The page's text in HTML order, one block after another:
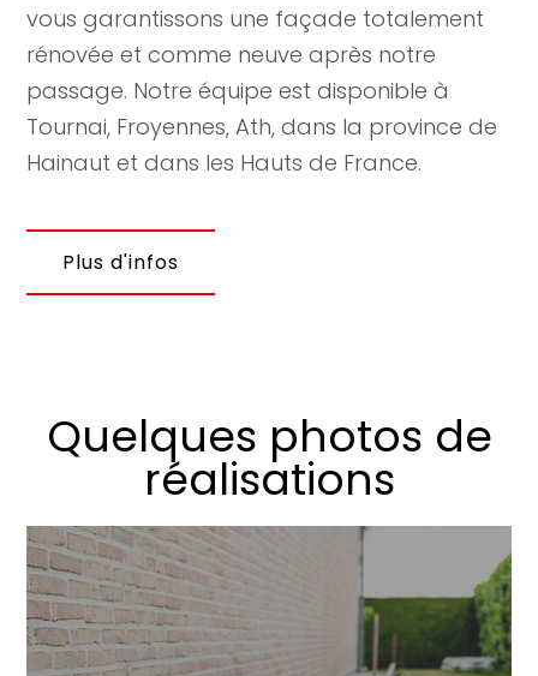
vous garantissons une façade totalement
rénovée et comme neuve après notre
passage. Notre équipe est disponible à
Tournai, Froyennes, Ath, dans la province de
Hainaut et dans les Hauts de France.
Plus d'infos
Quelques photos de
réalisations